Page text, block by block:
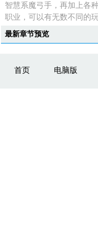
智慧系魔弓手，再加上各
职业，可以有无数不同的
最新章节预览
首页 电脑版